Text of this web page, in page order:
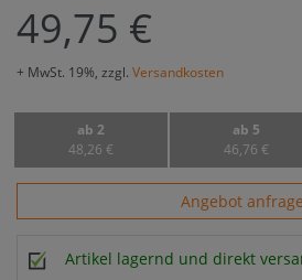
49,75 €
+ MwSt. 19%, zzgl. Versandkosten
ab 2
48,26 €
ab 5
46,76 €
Angebot
Artikel lagernd und direkt